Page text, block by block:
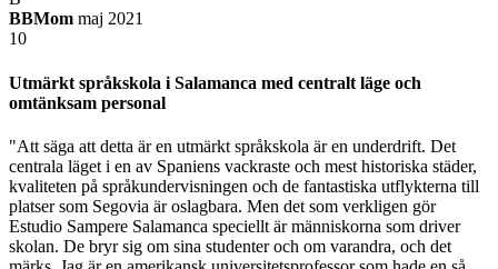
BBMom maj 2021
10
Utmärkt språkskola i Salamanca med centralt läge och
omtänksam personal
"Att säga att detta är en utmärkt språkskola är en underdrift. Det
centrala läget i en av Spaniens vackraste och mest historiska städer,
kvaliteten på språkundervisningen och de fantastiska utflykterna till
platser som Segovia är oslagbara. Men det som verkligen gör
Estudio Sampere Salamanca speciellt är människorna som driver
skolan. De bryr sig om sina studenter och om varandra, och det